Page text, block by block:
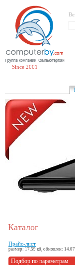
Since 2001
Каталог
Прайс-лист
размер: 17.59 кб, обновлен:
Подбор по параметрам